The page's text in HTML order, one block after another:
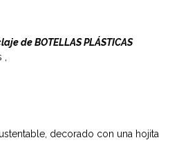
de BOTELLAS PLÁSTICAS
decorado con una hojita